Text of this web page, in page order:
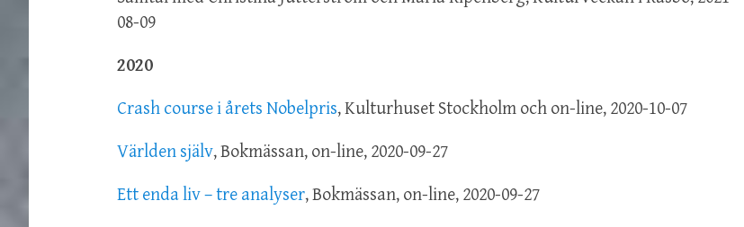
08-09
2020
Crash course i årets Nobelpris, Kulturhuset Stockholm och on-line, 2020-10-07
Världen själv, Bokmässan, on-line, 2020-09-27
Ett enda liv – tre analyser, Bokmässan, on-line, 2020-09-27